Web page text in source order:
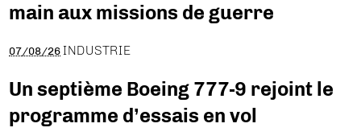
main aux missions de guerre
07/08/26 INDUSTRIE
Un septième Boeing 777-9 rejoint le
programme d’essais en vol